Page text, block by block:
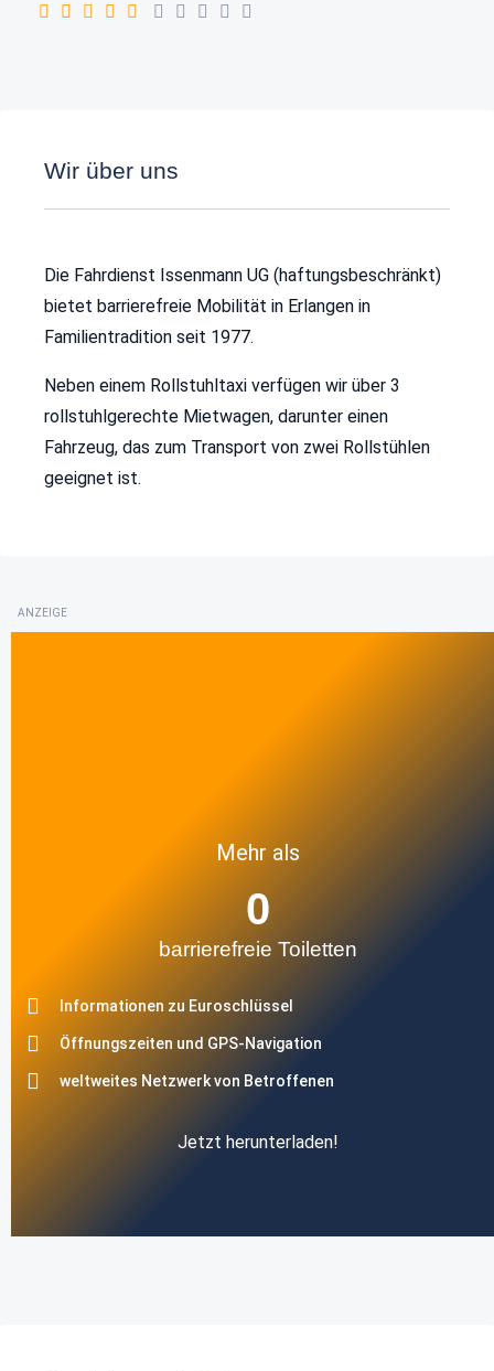
Wir über uns
Die Fahrdienst Issenmann UG (haftungsbeschränkt)
bietet barrierefreie Mobilität in Erlangen in
Familientradition seit 1977.
Neben einem Rollstuhltaxi verfügen wir über 3
rollstuhlgerechte Mietwagen, darunter einen
Fahrzeug, das zum Transport von zwei Rollstühlen
geeignet ist.
ANZEIGE
Mehr als
barrierefreie Toiletten
0
Informationen zu Euroschlüssel
Öffnungszeiten und GPS-Navigation
weltweites Netzwerk von Betroffenen
Jetzt herunterladen!